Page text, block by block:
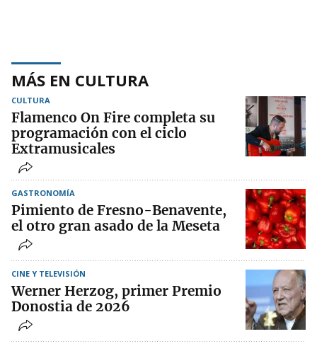
MÁS EN CULTURA
CULTURA
Flamenco On Fire completa su
programación con el ciclo
Extramusicales
GASTRONOMÍA
Pimiento de Fresno-Benavente,
el otro gran asado de la Meseta
CINE Y TELEVISIÓN
Werner Herzog, primer Premio
Donostia de 2026